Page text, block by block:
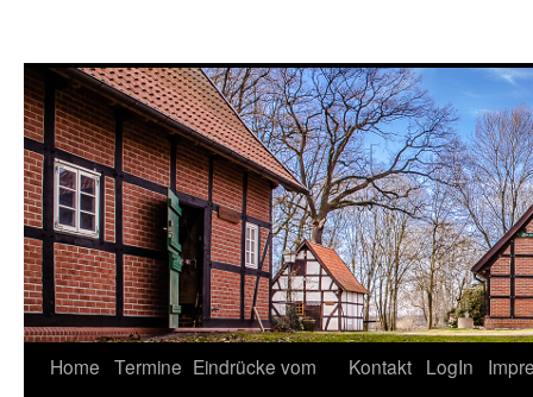
Springe
Home Termine Eindrücke vom
Kontakt LogIn